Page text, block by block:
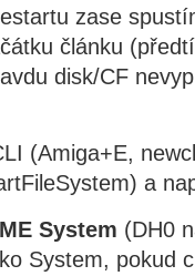
zase
článku
disk/CF
(Amiga+E,
a
System (DH0
System, pokud